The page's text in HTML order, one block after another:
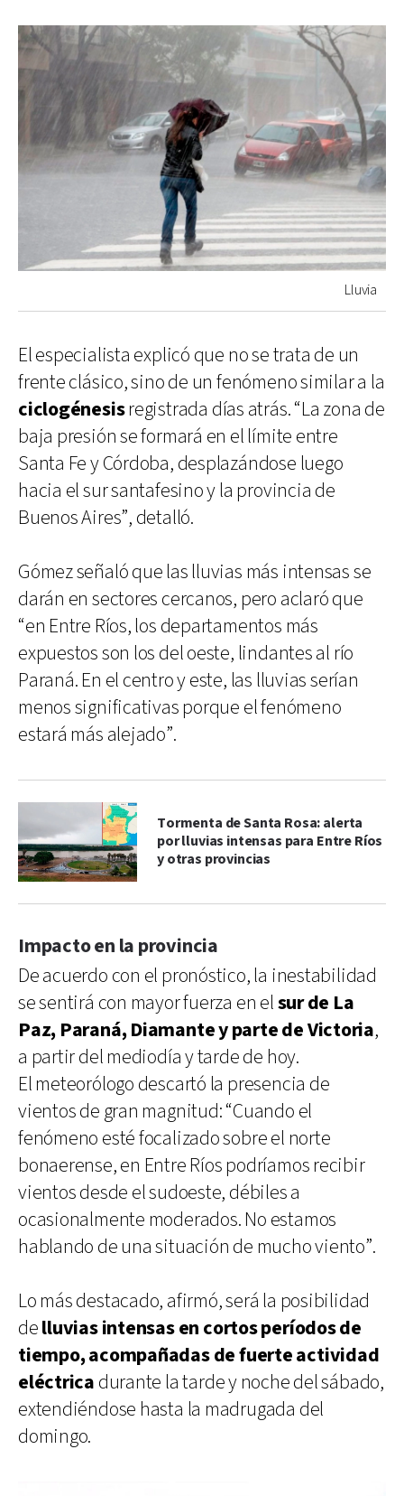
Lluvia
El especialista explicó que no se trata de un
frente clásico, sino de un fenómeno similar a la
ciclogénesisregistrada días atrás. “La zona de
baja presión se formará en el límite entre
Santa Fe y Córdoba, desplazándose luego
hacia el sur santafesino y la provincia de
Buenos Aires”, detalló.
Gómez señaló que las lluvias más intensas se
darán en sectores cercanos, pero aclaró que
“en Entre Ríos, los departamentos más
expuestos son los del oeste, lindantes al río
Paraná. En el centro y este, las lluvias serían
menos significativas porque el fenómeno
estará más alejado”.
Tormenta de Santa Rosa: alerta
por lluvias intensas para Entre Ríos
y otras provincias
Impacto en la provincia
De acuerdo con el pronóstico, la inestabilidad
se sentirá con mayor fuerza en elsur de La
Paz, Paraná, Diamante y parte de Victoria,
a partir del mediodía y tarde de hoy.
El meteorólogo descartó la presencia de
vientos de gran magnitud: “Cuando el
fenómeno esté focalizado sobre el norte
bonaerense, en Entre Ríos podríamos recibir
vientos desde el sudoeste, débiles a
ocasionalmente moderados. No estamos
hablando de una situación de mucho viento”.
Lo más destacado, afirmó, será la posibilidad
delluvias intensas en cortos períodos de
tiempo, acompañadas de fuerte actividad
eléctrica durante la tarde y noche del sábado,
extendiéndose hasta la madrugada del
domingo.